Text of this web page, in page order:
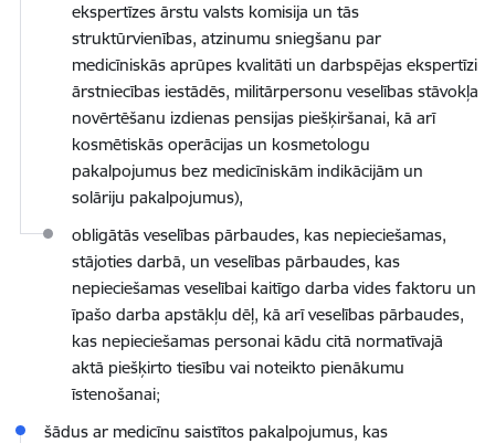
ekspertīzes ārstu valsts komisija un tās
struktūrvienības, atzinumu sniegšanu par
medicīniskās aprūpes kvalitāti un darbspējas ekspertīzi
ārstniecības iestādēs, militārpersonu veselības stāvokļa
novērtēšanu izdienas pensijas piešķiršanai, kā arī
kosmētiskās operācijas un kosmetologu
pakalpojumus bez medicīniskām indikācijām un
solāriju pakalpojumus),
obligātās veselības pārbaudes, kas nepieciešamas,
stājoties darbā, un veselības pārbaudes, kas
nepieciešamas veselībai kaitīgo darba vides faktoru un
īpašo darba apstākļu dēļ, kā arī veselības pārbaudes,
kas nepieciešamas personai kādu citā normatīvajā
aktā piešķirto tiesību vai noteikto pienākumu
īstenošanai;
šādus ar medicīnu saistītos pakalpojumus, kas